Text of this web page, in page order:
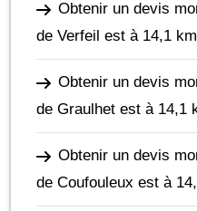
Obtenir un devis
de Verfeil est à 14,1 km
Obtenir un devis
de Graulhet est à 14,1
Obtenir un devis
de Coufouleux est à